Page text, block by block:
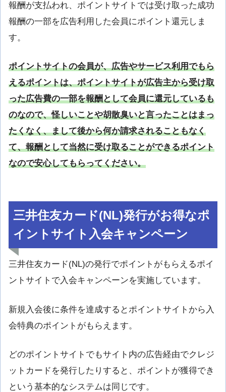
報酬が支払われ、ポイントサイトでは受け取った成功
報酬の一部を広告利用した会員にポイント還元しま
す。
ポイントサイトの会員が、広告やサービス利用でもら
えるポイントは、ポイントサイトが広告主から受け取
った広告費の一部を報酬として会員に還元しているも
のなので、怪しいことや胡散臭いと言ったことはまっ
たくなく、まして後から何か請求されることもなく
て、報酬として当然に受け取ることができるポイント
なので安心してもらってください。
三井住友カード(NL)発行がお得なポ
イントサイト入会キャンペーン
三井住友カード(NL)の発行でポイントがもらえるポイ
ントサイトで入会キャンペーンを実施しています。
新規入会後に条件を達成するとポイントサイトから入
会特典のポイントがもらえます。
どのポイントサイトでもサイト内の広告経由でクレジ
ットカードを発行したりすると、ポイントが獲得でき
という基本的なシステムは同じです。